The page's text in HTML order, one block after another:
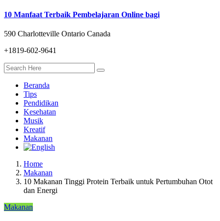
10 Manfaat Terbaik Pembelajaran Online bagi
590 Charlotteville Ontario Canada
+1819-602-9641
Beranda
Tips
Pendidikan
Kesehatan
Musik
Kreatif
Makanan
Home
Makanan
10 Makanan Tinggi Protein Terbaik untuk Pertumbuhan Otot
dan Energi
Makanan